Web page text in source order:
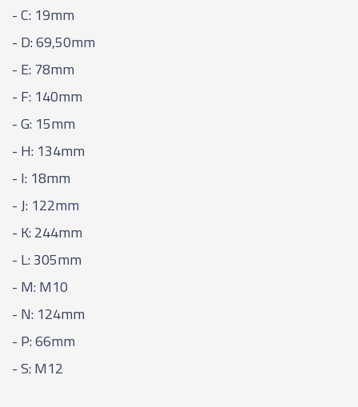
- C: 19mm
- D: 69,50mm
- E: 78mm
- F: 140mm
- G: 15mm
- H: 134mm
- I: 18mm
- J: 122mm
- K: 244mm
- L: 305mm
- M: M10
- N: 124mm
- P: 66mm
- S: M12